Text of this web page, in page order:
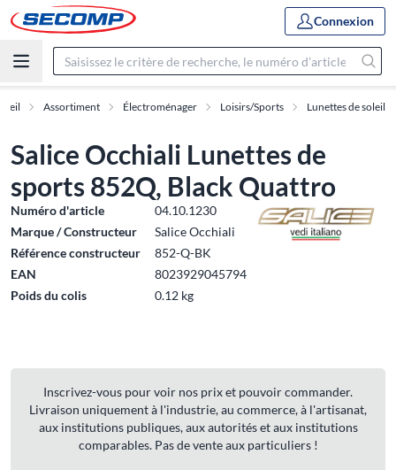
Connexion
Assortiment Électroménager Loisirs/Sports Lunettes de soleil
Salice Occhiali Lunettes de
sports 852Q, Black Quattro
Numéro d'article
04.10.1230
Marque / Constructeur
Salice Occhiali
Référence constructeur
852-Q-BK
EAN
8023929045794
Poids du colis
0.12 kg
Inscrivez-vous pour voir nos prix et pouvoir commander.
Livraison uniquement à l'industrie, au commerce, à l'artisanat,
aux institutions publiques, aux autorités et aux institutions
comparables. Pas de vente aux particuliers !